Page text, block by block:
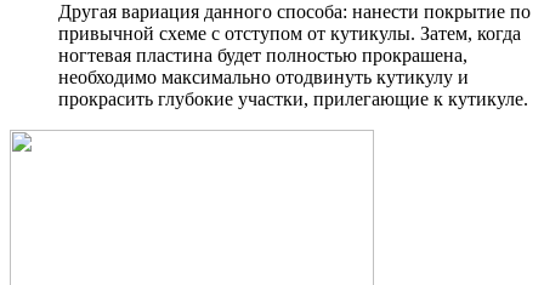
Другая вариация данного способа: нанести покрытие по
привычной схеме с отступом от кутикулы. Затем, когда
ногтевая пластина будет полностью прокрашена,
необходимо максимально отодвинуть кутикулу и
прокрасить глубокие участки, прилегающие к кутикуле.